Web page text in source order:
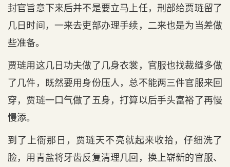
封官旨意下来后并不是要立马上任，刑部给贾琏留了
几日时间，一来去吏部办理手续，二来也是为当差做
些准备。
贾琏用这几日功夫做了几身衣裳，官服也找裁缝多做
了几件，既然要用身份压人，总不能两三件官服来回
穿，贾琏一口气做了五身，打算以后手头富裕了再慢
慢添。
到了上衙那日，贾琏天不亮就起来收拾，仔细洗了
脸，用青盐将牙齿反复清理几回，换上崭新的官服、